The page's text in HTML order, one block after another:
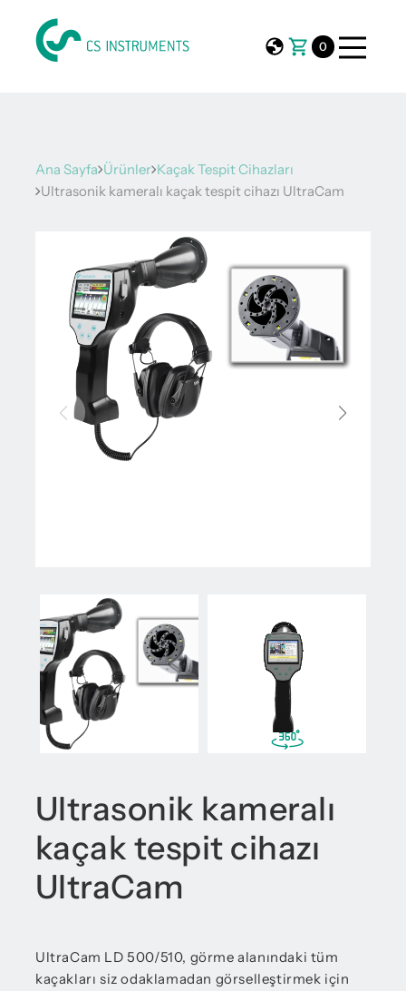
0
Ana Sayfa Ürünler Kaçak Tespit Cihazları
Ultrasonik kameralı kaçak tespit cihazı UltraCam
Ultrasonik kameralı
kaçak tespit cihazı
UltraCam
UltraCam LD 500/510, görme alanındaki tüm
kaçakları siz odaklamadan görselleştirmek için